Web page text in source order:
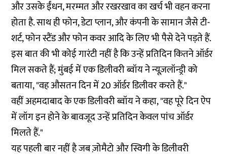
और उसके ईंधन, मरम्मत और रखरखाव का खर्च भी वहन करना
होता है. साथ ही फोन, डेटा प्लान, और कंपनी के सामान जैसे टी-
शर्ट, फोन स्टैंड और फोन कवर आदि के लिए भी पैसे देने पड़ते हैं.
इस बात की भी कोई गारंटी नहीं है कि उन्हें प्रतिदिन कितने ऑर्डर
मिल सकते हैं; मुंबई में एक डिलीवरी ब्वॉय ने न्यूज़लॉन्ड्री को
बताया, "वह औसतन दिन में 20 ऑर्डर डिलीवर करते हैं."
वहीं अहमदाबाद के एक डिलीवरी ब्वॉय ने कहा, "वह पूरे दिन ऐप
में लॉग इन होने के बावजूद उन्हें प्रतिदिन केवल पांच ऑर्डर
मिलते हैं."
यह पहली बार नहीं है जब ज़ोमैटो और स्विगी के डिलीवरी